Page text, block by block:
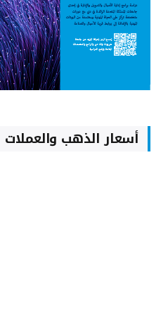
أسعار الذهب والعملات